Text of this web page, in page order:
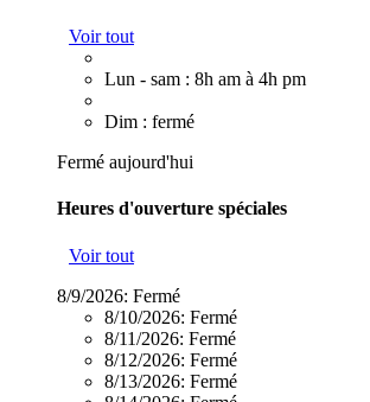
Voir tout
Lun - sam : 8h am à 4h pm
Dim : fermé
Fermé aujourd'hui
Heures d'ouverture spéciales
Voir tout
8/9/2026: Fermé
8/10/2026: Fermé
8/11/2026: Fermé
8/12/2026: Fermé
8/13/2026: Fermé